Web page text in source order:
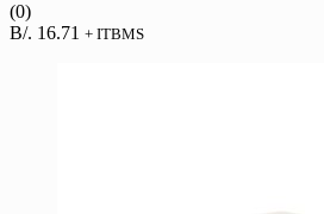
(0)
B/. 16.71 + ITBMS